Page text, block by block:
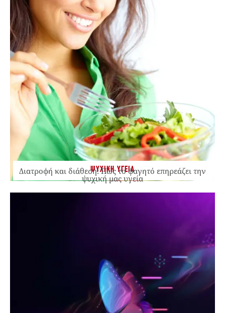
ΨΥΧΙΚΗ ΥΓΕΙΑ
Διατροφή και διάθεση: Πώς το φαγητό επηρεάζει την
ψυχική μας υγεία